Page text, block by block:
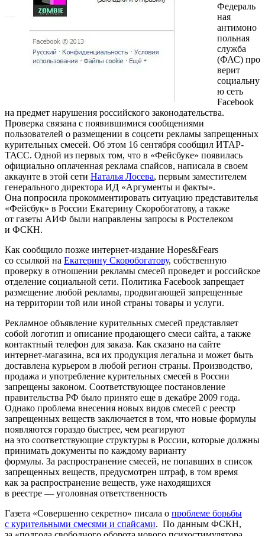
Федераль
ная
антимоно
польная
служба
(ФАС) про
верит
социальну
ю сеть
Facebook
на предмет нарушения российского законодательства.
Проверка связана с появившимися сообщениями
пользователей о размещении в соцсети рекламы запрещенных
курительных смесей. Об этом 16 сентября сообщил ИТАР-
ТАСС. Одной из первых том, что в «Фейсбуке» появилась
официально оплаченная реклама спайсов, написала в своем
аккаунте в этой сети Наталья Лосева, первым заместителем
генерального директора ИД «Аргументы и факты».
Она попросила прокомментировать ситуацию представителья
«Фейсбук» в России Екатерину Скоробогатову, а также
от газеты АИФ были направлены запросы в Ростелеком
и ФСКН.
Как сообщило позже интернет-издание Hopes&Fears
со ссылкой на Екатерину Скоробогатову, собственную
проверку в отношении рекламы смесей проведет и российское
отделение социальной сети. Политика Facebook запрещает
размещение любой рекламы, продвигающей запрещенные
на территории той или иной страны товары и услуги.
Рекламное объявление курительных смесей представляет
собой логотип и описание продающего смеси сайта, а также
контактный телефон для заказа. Как сказано на сайте
интернет-магазина, вся их продукция легальна и может быть
доставлена курьером в любой регион страны. Производство,
продажа и употребление курительных смесей в России
запрещены законом. Соответствующее постановление
правительства РФ было принято еще в декабре 2009 года.
Однако проблема внесения новых видов смесей с реестр
запрещенных веществ заключается в том, что новые формулы
появляются гораздо быстрее, чем реагируют
на это соответствующие структуры в России, которые должны
принимать документы по каждому варианту
формулы. За распространение смесей, не попавших в список
запрещенных веществ, предусмотрен штраф, в том время
как за распространение веществ, уже находящихся
в реестре — уголовная ответственность
Газета «Совершенно секретно» писала о проблеме борьбы
с курительными смесями и спайсами. По данным ФСКН,